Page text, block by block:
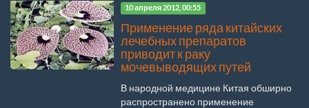
10 апреля 2012, 00:55
Применение ряда китайских
лечебных препаратов
приводит к раку
мочевыводящих путей
В народной медицине Китая обширно
распространено применение